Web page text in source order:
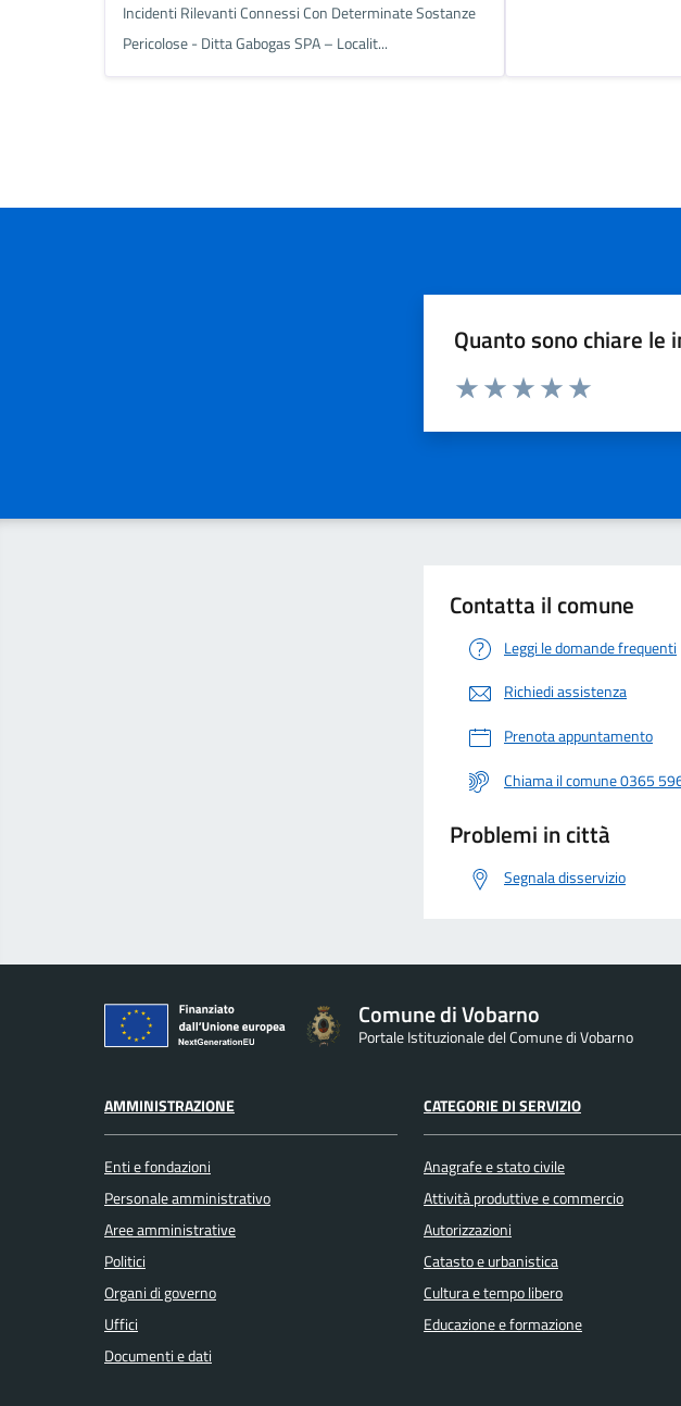
Incidenti Rilevanti Connessi Con Determinate Sostanze
Pericolose - Ditta Gabogas SPA – Localit...
Quanto sono chiare le
Valuta da 1 a 5 stelle la pagina
Contatta il comune
Leggi le domande frequenti
Richiedi assistenza
Prenota appuntamento
Chiama il comune 0365
Problemi in città
Segnala disservizio
Comune di Vobarno
Portale Istituzionale del Comune di Vobarno
AMMINISTRAZIONE
Enti e fondazioni
Personale amministrativo
Aree amministrative
Politici
Organi di governo
Uffici
Documenti e dati
CATEGORIE DI SERVIZIO
Anagrafe e stato civile
Attività produttive e commercio
Autorizzazioni
Catasto e urbanistica
Cultura e tempo libero
Educazione e formazione